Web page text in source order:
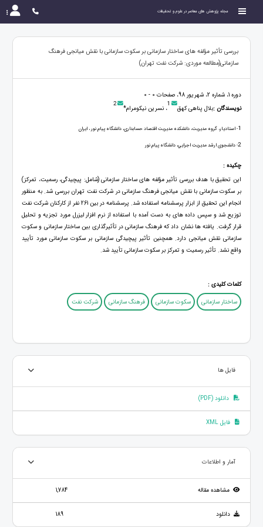
مجله پژوهش های معاصر در علوم و تحقیقات
بررسی تأثیر مؤلفه های ساختار سازمانی بر سکوت سازمانی با نقش میانجی فرهنگ
سازمانی(مطالعه موردی: شرکت نفت تهران)
دوره 1، شماره 2، شهریور 98، صفحات 0 - 0
نویسندگان :بلال پناهی کهق 1، نسرین نیکومرام* 2
1- استادیار، گروه مدیریت، دانشکده مدیریت اقتصاد حسابداری، دانشگاه پیام نور ، ایران
2- دانشجوی ارشد مديريت اجرايي، دانشگاه پیام نور
چکیده :
این تحقیق با هدف بررسی تأثیر مؤلفه های ساختار سازمانی (شامل: پیچیدگی، رسمیت، تمرکز)
بر سکوت سازمانی با نقش میانجی فرهنگ سازمانی در شرکت نفت تهران بررسی شد. به منظور
انجام این تحقیق از ابزار پرسشنامه استفاده شد. پرسشنامه در بین 261 نفر از کارکنان شرکت نفت
توزیع شد و سپس داده های به دست آمده با استفاده از نرم افزار لیزرل مورد تجزیه و تحلیل
قرار گرفت. یافته ها نشان داد که فرهنگ سازمانی در تأثیرگذاری بین ساختار سازمانی و سکوت
سازمانی نقش میانجی دارد. همچنین تأثیر پیچیدگی سازمانی بر سکوت سازمانی مورد تأیید
واقع نشد. تأثیر رسمیت و تمرکز بر سکوت سازمانی تأیید شد.
کلمات کلیدی :
ساختار سازمانی
سکوت سازمانی فرهنگ سازمانی شرکت نفت
فایل ها
دانلود (PDF)
فایل XML
آمار و اطلاعات
مشاهده مقاله 1,784
دانلود 189